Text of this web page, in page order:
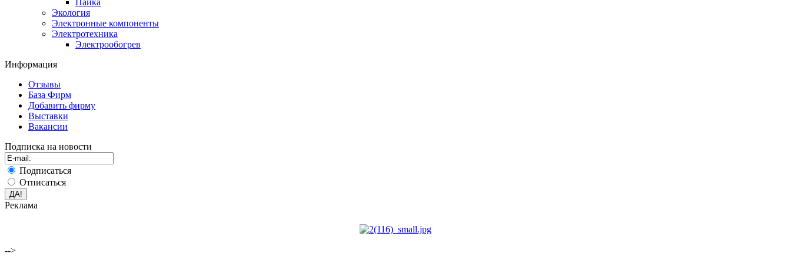
Пайка
Экология
Электронные компоненты
Электротехника
Электрообогрев
Информация
Отзывы
База Фирм
Добавить фирму
Выставки
Вакансии
Подписка на новости
Подписаться
Отписаться
Реклама
-->